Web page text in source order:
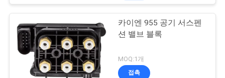
카이엔 955 공기 서스펜
션 밸브 블록
MOQ:1개
접촉